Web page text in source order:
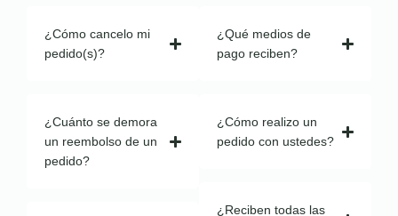
¿Cómo cancelo mi
pedido(s)?
¿Cuánto se demora
un reembolso de un
pedido?
¿Qué medios de
pago reciben?
¿Cómo realizo un
pedido con ustedes?
¿Reciben todas las